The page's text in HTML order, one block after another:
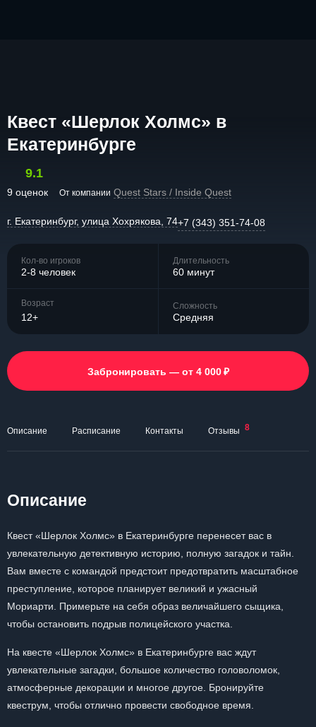
Квест «Шерлок Холмс» в
Екатеринбурге
9.1
9 оценок От компании Quest Stars / Inside Quest
г. Екатеринбург, улица Хохрякова, 74+7 (343) 351-74-08
Кол-во игроков
2-8 человек
Длительность
60 минут
Возраст
12+
Сложность
Средняя
Забронировать — от 4 000 ₽
Описание Расписание Контакты Отзывы 8
Описание
Квест «Шерлок Холмс» в Екатеринбурге перенесет вас в
увлекательную детективную историю, полную загадок и тайн.
Вам вместе с командой предстоит предотвратить масштабное
преступление, которое планирует великий и ужасный
Мориарти. Примерьте на себя образ величайшего сыщика,
чтобы остановить подрыв полицейского участка.
На квесте «Шерлок Холмс» в Екатеринбурге вас ждут
увлекательные загадки, большое количество головоломок,
атмосферные декорации и многое другое. Бронируйте
квеструм, чтобы отлично провести свободное время.